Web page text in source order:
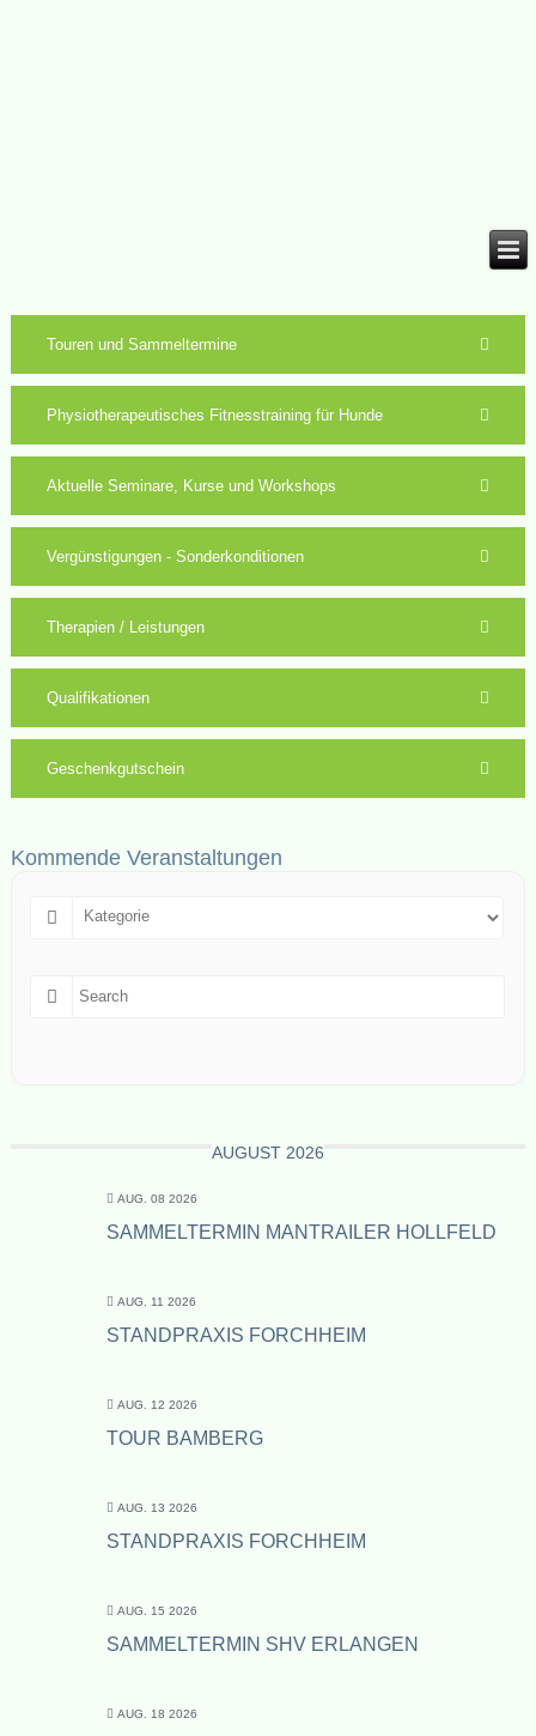
Touren und Sammeltermine
Physiotherapeutisches Fitnesstraining für Hunde
Aktuelle Seminare, Kurse und Workshops
Vergünstigungen - Sonderkonditionen
Therapien / Leistungen
Qualifikationen
Geschenkgutschein
Kommende Veranstaltungen
AUGUST 2026
AUG. 08 2026
SAMMELTERMIN MANTRAILER HOLLFELD
AUG. 11 2026
STANDPRAXIS FORCHHEIM
AUG. 12 2026
TOUR BAMBERG
AUG. 13 2026
STANDPRAXIS FORCHHEIM
AUG. 15 2026
SAMMELTERMIN SHV ERLANGEN
AUG. 18 2026